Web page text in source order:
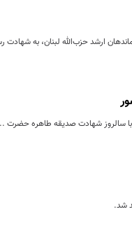
ارشد حزب‌الله لبنان، به شهادت
شد.